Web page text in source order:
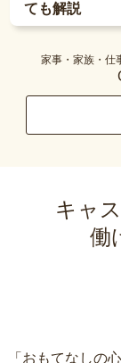
ても解説
家事・家族・仕
キャ
働
「おもてなしの